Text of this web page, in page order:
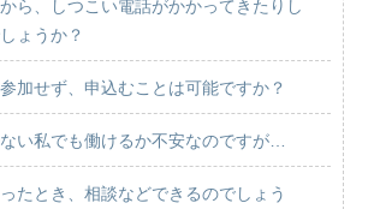
ら、しつこい電話がかかってきたりし
ょうか？
加せず、申込むことは可能ですか？
い私でも働けるか不安なのですが…
たとき、相談などできるのでしょう